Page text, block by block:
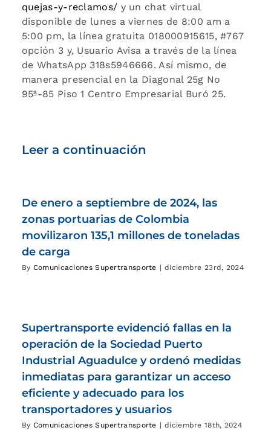
quejas-y-reclamos/ y un chat virtual
disponible de lunes a viernes de 8:00 am a
5:00 pm, la línea gratuita 018000915615, #767
opción 3 y, Usuario Avisa a través de la línea
de WhatsApp 318s5946666. Así mismo, de
manera presencial en la Diagonal 25g No
95ª-85 Piso 1 Centro Empresarial Buró 25.
Leer a continuación
De enero a septiembre de 2024, las
zonas portuarias de Colombia
movilizaron 135,1 millones de toneladas
de carga
By Comunicaciones Supertransporte | diciembre 23rd, 2024
Supertransporte evidenció fallas en la
operación de la Sociedad Puerto
Industrial Aguadulce y ordenó medidas
inmediatas para garantizar un acceso
eficiente y adecuado para los
transportadores y usuarios
By Comunicaciones Supertransporte | diciembre 18th, 2024